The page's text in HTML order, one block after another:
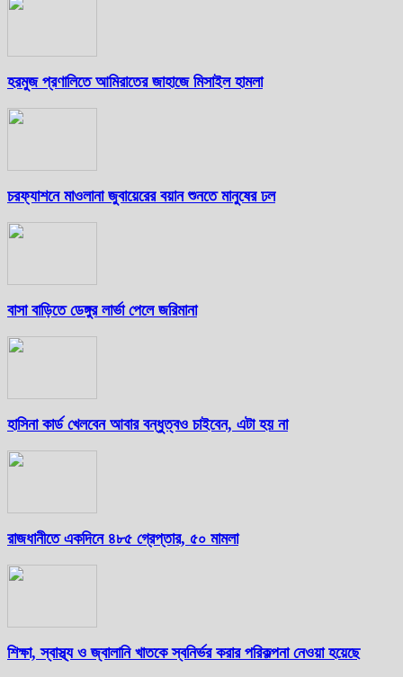
হরমুজ প্রণালিতে আমিরাতের জাহাজে মিসাইল হামলা
চরফ্যাশনে মাওলানা জুবায়েরের বয়ান শুনতে মানুষের ঢল
বাসা বাড়িতে ডেঙ্গুর লার্ভা পেলে জরিমানা
হাসিনা কার্ড খেলবেন আবার বন্ধুত্বও চাইবেন, এটা হয় না
রাজধানীতে একদিনে ৪৮৫ গ্রেপ্তার, ৫০ মামলা
শিক্ষা, স্বাস্থ্য ও জ্বালানি খাতকে স্বনির্ভর করার পরিকল্পনা নেওয়া হয়েছে